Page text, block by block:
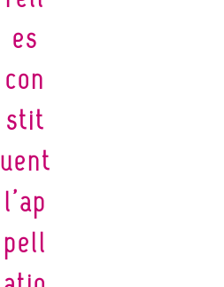
es
con
stit
uent
l’ap
pell